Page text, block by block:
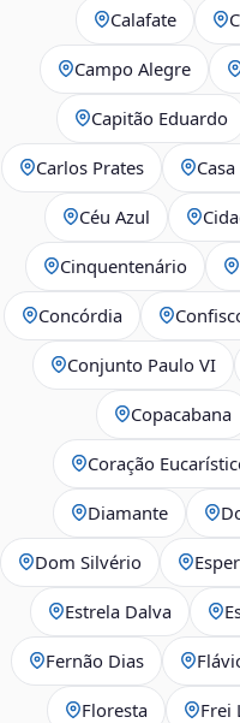
Calafate
Campo Alegre
Capitão Eduardo
Carlos Prates
Céu Azul
Cinquentenário
Concórdia
Conjunto Paulo VI
Copacabana
Coração
Diamante
Dom Silvério
Estrela Dalva
Fernão Dias
Floresta Frei